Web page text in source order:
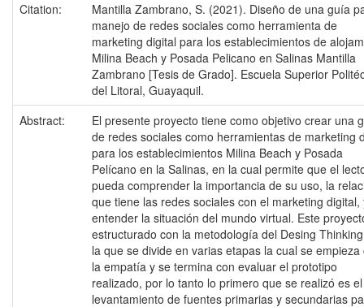
Citation:
Mantilla Zambrano, S. (2021). Diseño de una guía
manejo de redes sociales como herramienta de
marketing digital para los establecimientos de
Milina Beach y Posada Pelicano en Salinas Mantilla
Zambrano [Tesis de Grado]. Escuela Superior
del Litoral, Guayaquil.
Abstract:
El presente proyecto tiene como objetivo crear una
de redes sociales como herramientas de marketing
para los establecimientos Milina Beach y Posada
Pelícano en la Salinas, en la cual permite que el
pueda comprender la importancia de su uso, la
que tiene las redes sociales con el marketing digital,
entender la situación del mundo virtual. Este
estructurado con la metodología del Desing
la que se divide en varias etapas la cual se empieza
la empatía y se termina con evaluar el prototipo
realizado, por lo tanto lo primero que se realizó es el
levantamiento de fuentes primarias y secundarias